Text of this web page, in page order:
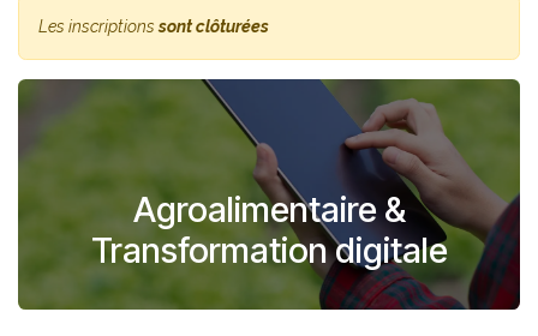
Les inscriptionssont clôturées
Agroalimentaire &
Transformation digitale